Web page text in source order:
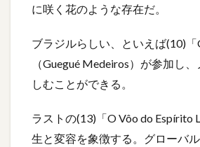
に咲く花のような存在だ。
ブラジルらしい、といえば(10)
（Guegué Medeiros）が参加し
しむことができる。
ラストの(13)「O Vôo do
生と変容を象徴する。グローバ